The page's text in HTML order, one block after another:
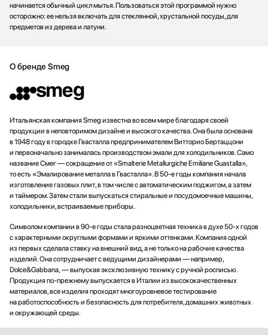
начинается обычный цикл мытья. Пользоваться этой программой нужно
осторожно: ее нельзя включать для стеклянной, хрустальной посуды, для
предметов из дерева и латуни.
О бренде Smeg
Итальянская компания Smeg известна во всем мире благодаря своей
продукции в неповторимом дизайне и высокого качества. Она была основана
в 1948 году в городке Гвасталла предпринимателем Витторио Бертаццони
и первоначально занималась производством эмали для холодильников. Само
название Смег — сокращение от «Smalterie Metallurgiche Emiliane Guastalla»,
то есть «Эмалирование металла в Гвасталла». В 50-е годы компания начала
изготовление газовых плит, в том числе с автоматическим поджигом, а затем
и таймером. Затем стали выпускаться стиральные и посудомоечные машины,
холодильники, встраиваемые приборы.
Символом компании в 90-е годы стала разноцветная техника в духе 50-х годов
с характерными округлыми формами и яркими оттенками. Компания одной
из первых сделала ставку на внешний вид, а не только на рабочие качества
изделий. Она сотрудничает с ведущими дизайнерами — например,
Dolce&Gabbana, — выпуская эксклюзивную технику с ручной росписью.
Продукция по-прежнему выпускается в Италии из высококачественных
материалов, все изделия проходят многоуровневое тестирование
на работоспособность и безопасность для потребителя, домашних животных
и окружающей среды.